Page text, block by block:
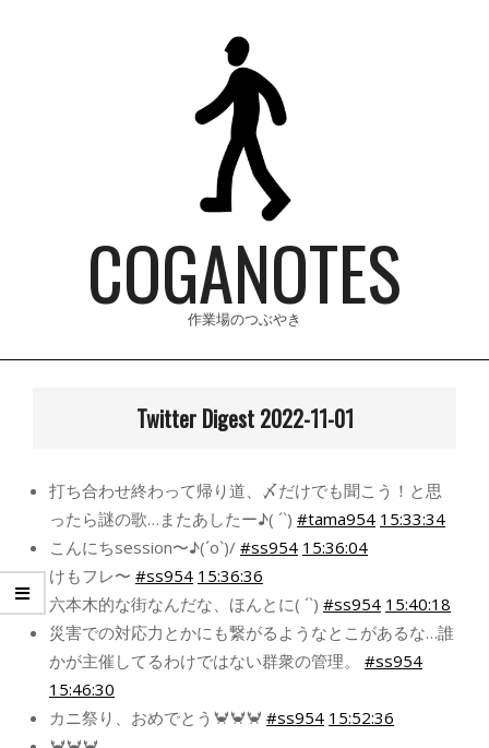
COGANOTES
作業場のつぶやき
Twitter Digest 2022-11-01
打ち合わせ終わって帰り道、〆だけでも聞こう！と思
ったら謎の歌…またあしたー♪( ´`) #tama954 15:33:34
こんにちsession〜♪(´o`)/ #ss954 15:36:04
けもフレ〜 #ss954 15:36:36
六本木的な街なんだな、ほんとに( ´`) #ss954 15:40:18
災害での対応力とかにも繋がるようなとこがあるな…誰
かが主催してるわけではない群衆の管理。 #ss954
15:46:30
カニ祭り、おめでとう🦀🦀🦀 #ss954 15:52:36